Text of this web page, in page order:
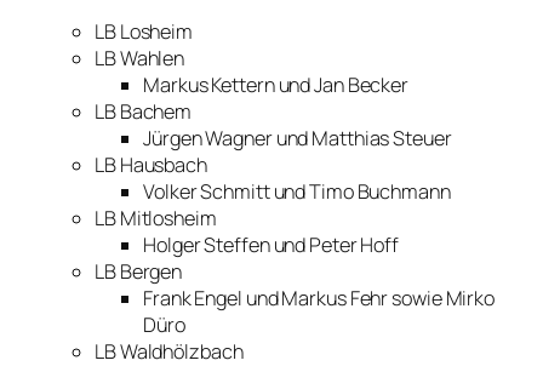
LB Losheim
LB Wahlen
Markus Kettern und Jan Becker
LB Bachem
Jürgen Wagner und Matthias Steuer
LB Hausbach
Volker Schmitt und Timo Buchmann
LB Mitlosheim
Holger Steffen und Peter Hoff
LB Bergen
Frank Engel und Markus Fehr sowie Mirko
Düro
LB Waldhölzbach